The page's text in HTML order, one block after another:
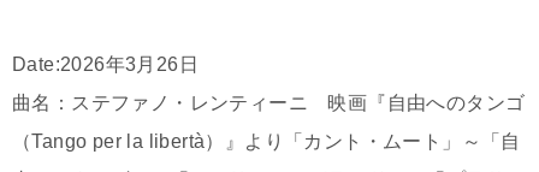
Date:2026年3月26日
曲名：ステファノ・レンティーニ 映画『自由へのタンゴ
（Tango per la libertà）』より「カント・ムート」～「自